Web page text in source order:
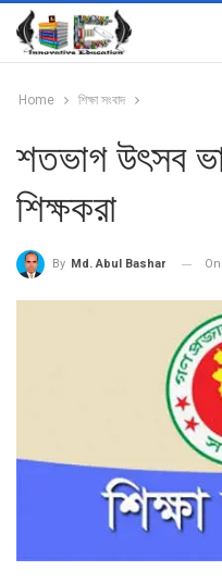
Home শিক্ষা সংবাদ
শতভাগ উৎসব
শিক্ষকরা
By Md. Abul Bashar On